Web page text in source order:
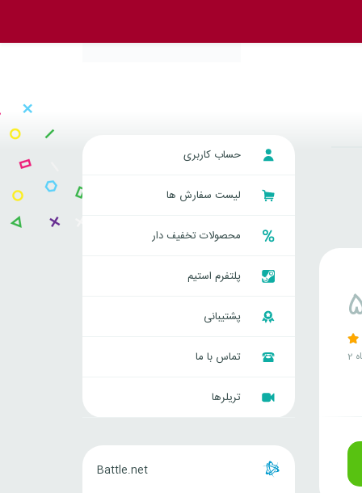
حساب کاربری
لیست سفارش ها
محصولات تخفیف دار
پلتفرم استیم
پشتیبانی
تماس با ما
تریلرها
Battle.net